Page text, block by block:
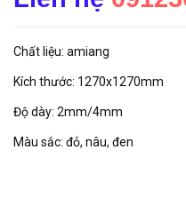
Chất liệu: amiang
Kích thước: 1270x1270mm
Độ dày: 2mm/4mm
Màu sắc: đỏ, nâu, đen